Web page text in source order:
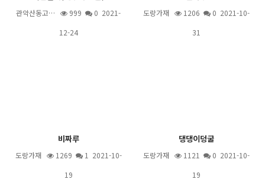
관악산동고… 999
0 2021-
12-24
도랑가재 1206
0 2021-10-
31
비짜루
도랑가재 1269 1 2021-10-
19
댕댕이덩굴
도랑가재 1121
0 2021-10-
19